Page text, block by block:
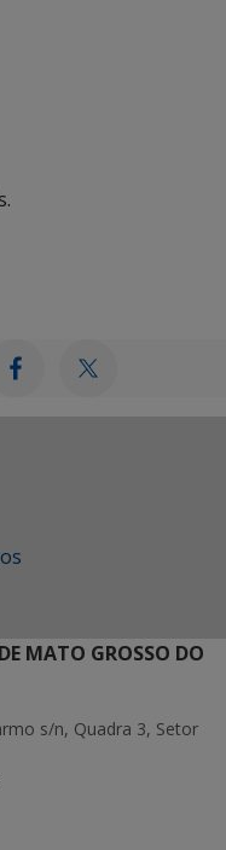
MATO GROSSO DO
s/n, Quadra 3, Setor